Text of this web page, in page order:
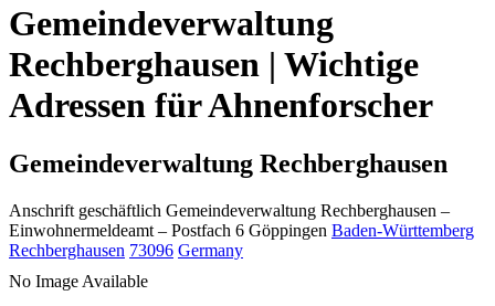
Gemeindeverwaltung
Rechberghausen | Wichtige
Adressen für Ahnenforscher
Gemeindeverwaltung Rechberghausen
Anschrift geschäftlich Gemeindeverwaltung Rechberghausen –
Einwohnermeldeamt – Postfach 6 Göppingen Baden-Württemberg
Rechberghausen 73096 Germany
No Image Available